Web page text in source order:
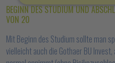
BEGINN DES STUDIUM UND
VON 20
Mit Beginn des Studium sollte man
vielleicht auch die Gothaer BU